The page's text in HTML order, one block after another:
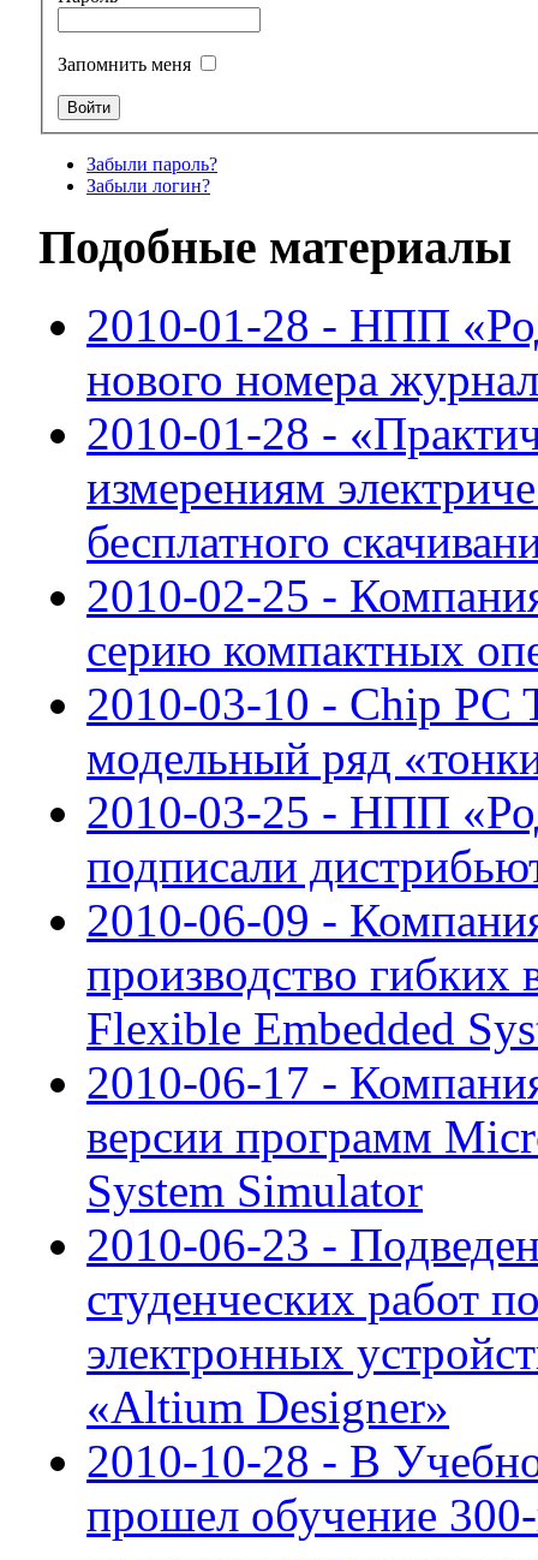
Запомнить меня
Забыли пароль?
Забыли логин?
Подобные материалы
2010-01-28 - НПП
нового номера
2010-01-28 -
измерениям
бесплатного
2010-02-25 -
серию компактных
2010-03-10 - Chip PC
модельный ряд
2010-03-25 - НПП
подписали
2010-06-09 -
производство гибких
Flexible Embedded
2010-06-17 -
версии программ
System Simulator
2010-06-23 -
студенческих работ
электронных
«Altium Designer»
2010-10-28 - В
прошел обучение